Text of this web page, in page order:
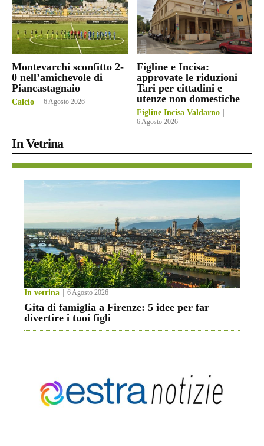
Montevarchi sconfitto 2-
0 nell’amichevole di
Piancastagnaio
Calcio 6 Agosto 2026
Figline e Incisa:
approvate le riduzioni
Tari per cittadini e
utenze non domestiche
Figline Incisa Valdarno
6 Agosto 2026
In Vetrina
In vetrina 6 Agosto 2026
Gita di famiglia a Firenze: 5 idee per far
divertire i tuoi figli